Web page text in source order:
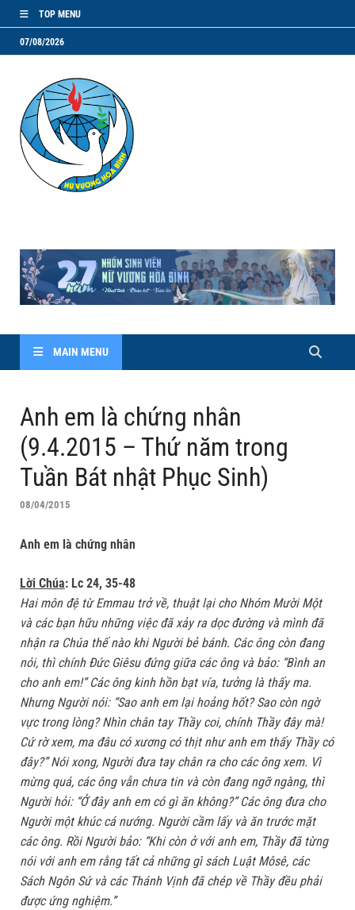
TOP MENU
07/08/2026
MAIN MENU
Anh em là chứng nhân
(9.4.2015 – Thứ năm trong
Tuần Bát nhật Phục Sinh)
08/04/2015
Anh em là chứng nhân
Lời Chúa: Lc 24, 35-48
Hai môn đệ từ Emmau trở về, thuật lại cho Nhóm Mười Một
và các bạn hữu những việc đã xảy ra dọc đường và mình đã
nhận ra Chúa thế nào khi Người bẻ bánh. Các ông còn đang
nói, thì chính Ðức Giêsu đứng giữa các ông và bảo: “Bình an
cho anh em!” Các ông kinh hồn bạt vía, tưởng là thấy ma.
Nhưng Người nói: “Sao anh em lại hoảng hốt? Sao còn ngờ
vực trong lòng? Nhìn chân tay Thầy coi, chính Thầy đây mà!
Cứ rờ xem, ma đâu có xương có thịt như anh em thấy Thầy có
đây?” Nói xong, Người đưa tay chân ra cho các ông xem. Vì
mừng quá, các ông vẫn chưa tin và còn đang ngỡ ngàng, thì
Người hỏi: “Ở đây anh em có gì ăn không?” Các ông đưa cho
Người một khúc cá nướng. Người cầm lấy và ăn trước mặt
các ông. Rồi Người bảo: “Khi còn ở với anh em, Thầy đã từng
nói với anh em rằng tất cả những gì sách Luật Môsê, các
Sách Ngôn Sứ và các Thánh Vịnh đã chép về Thầy đều phải
được ứng nghiệm.”